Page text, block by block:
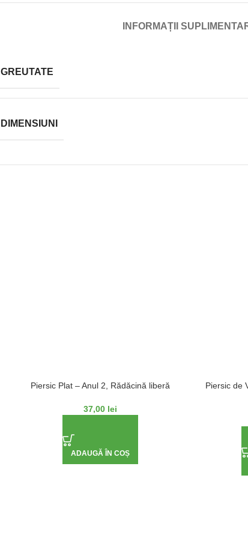
INFORMAȚII
GREUTATE
DIMENSIUNI
Piersic Plat – Anul 2, Rădăcină liberă
37,00 lei
ADAUGĂ ÎN COȘ
Piersic de